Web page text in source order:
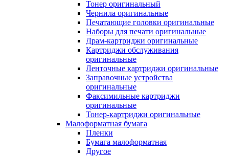
Тонер оригинальный
Чернила оригинальные
Печатающие головки оригинальные
Наборы для печати оригинальные
Драм-картриджи оригинальные
Картриджи обслуживания
оригинальные
Ленточные картриджи оригинальные
Заправочные устройства
оригинальные
Факсимильные картриджи
оригинальные
Тонер-картриджи оригинальные
Малоформатная бумага
Пленки
Бумага малоформатная
Другое